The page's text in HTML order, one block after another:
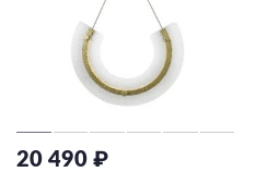
20 490 ₽